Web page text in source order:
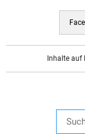
Inhalte auf